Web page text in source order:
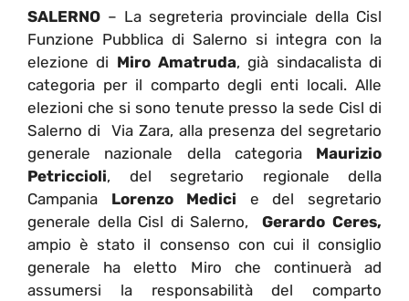
SALERNO – La segreteria provinciale della Cisl
Funzione Pubblica di Salerno si integra con la
elezione di Miro Amatruda, già sindacalista di
categoria per il comparto degli enti locali. Alle
elezioni che si sono tenute presso la sede Cisl di
Salerno di Via Zara, alla presenza del segretario
generale nazionale della categoria Maurizio
Petriccioli, del segretario regionale della
Campania Lorenzo Medici e del segretario
generale della Cisl di Salerno,Gerardo Ceres,
ampio è stato il consenso con cui il consiglio
generale ha eletto Miro che continuerà ad
assumersi la responsabilità del comparto